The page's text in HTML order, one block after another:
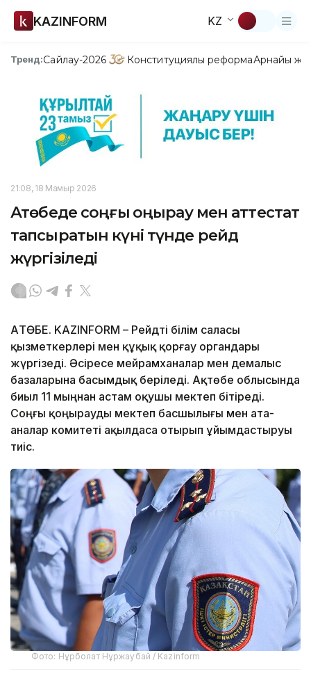
KAZINFORM KZ
Тренд:Сайлау-2026 Конституциялық реформаАрнайы
21:08, 18 Мамыр 2026
Ақтөбеде соңғы қоңырау мен аттестат
тапсыратын күні түнде рейд
жүргізіледі
АҚТӨБЕ. KAZINFORM – Рейдті білім саласы
қызметкерлері мен құқық қорғау органдары
жүргізеді. Әсіресе мейрамханалар мен демалыс
базаларына басымдық беріледі. Ақтөбе облысында
биыл 11 мыңнан астам оқушы мектеп бітіреді.
Соңғы қоңырауды мектеп басшылығы мен ата-
аналар комитеті ақылдаса отырып ұйымдастыруы
тиіс.
Фото: Нұрболат Нұржаубай / Kazinform